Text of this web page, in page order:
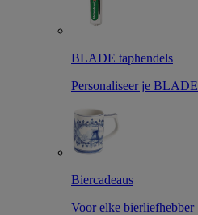
BLADE taphendels
Personaliseer je BLADE
Biercadeaus
Voor elke bierliefhebber